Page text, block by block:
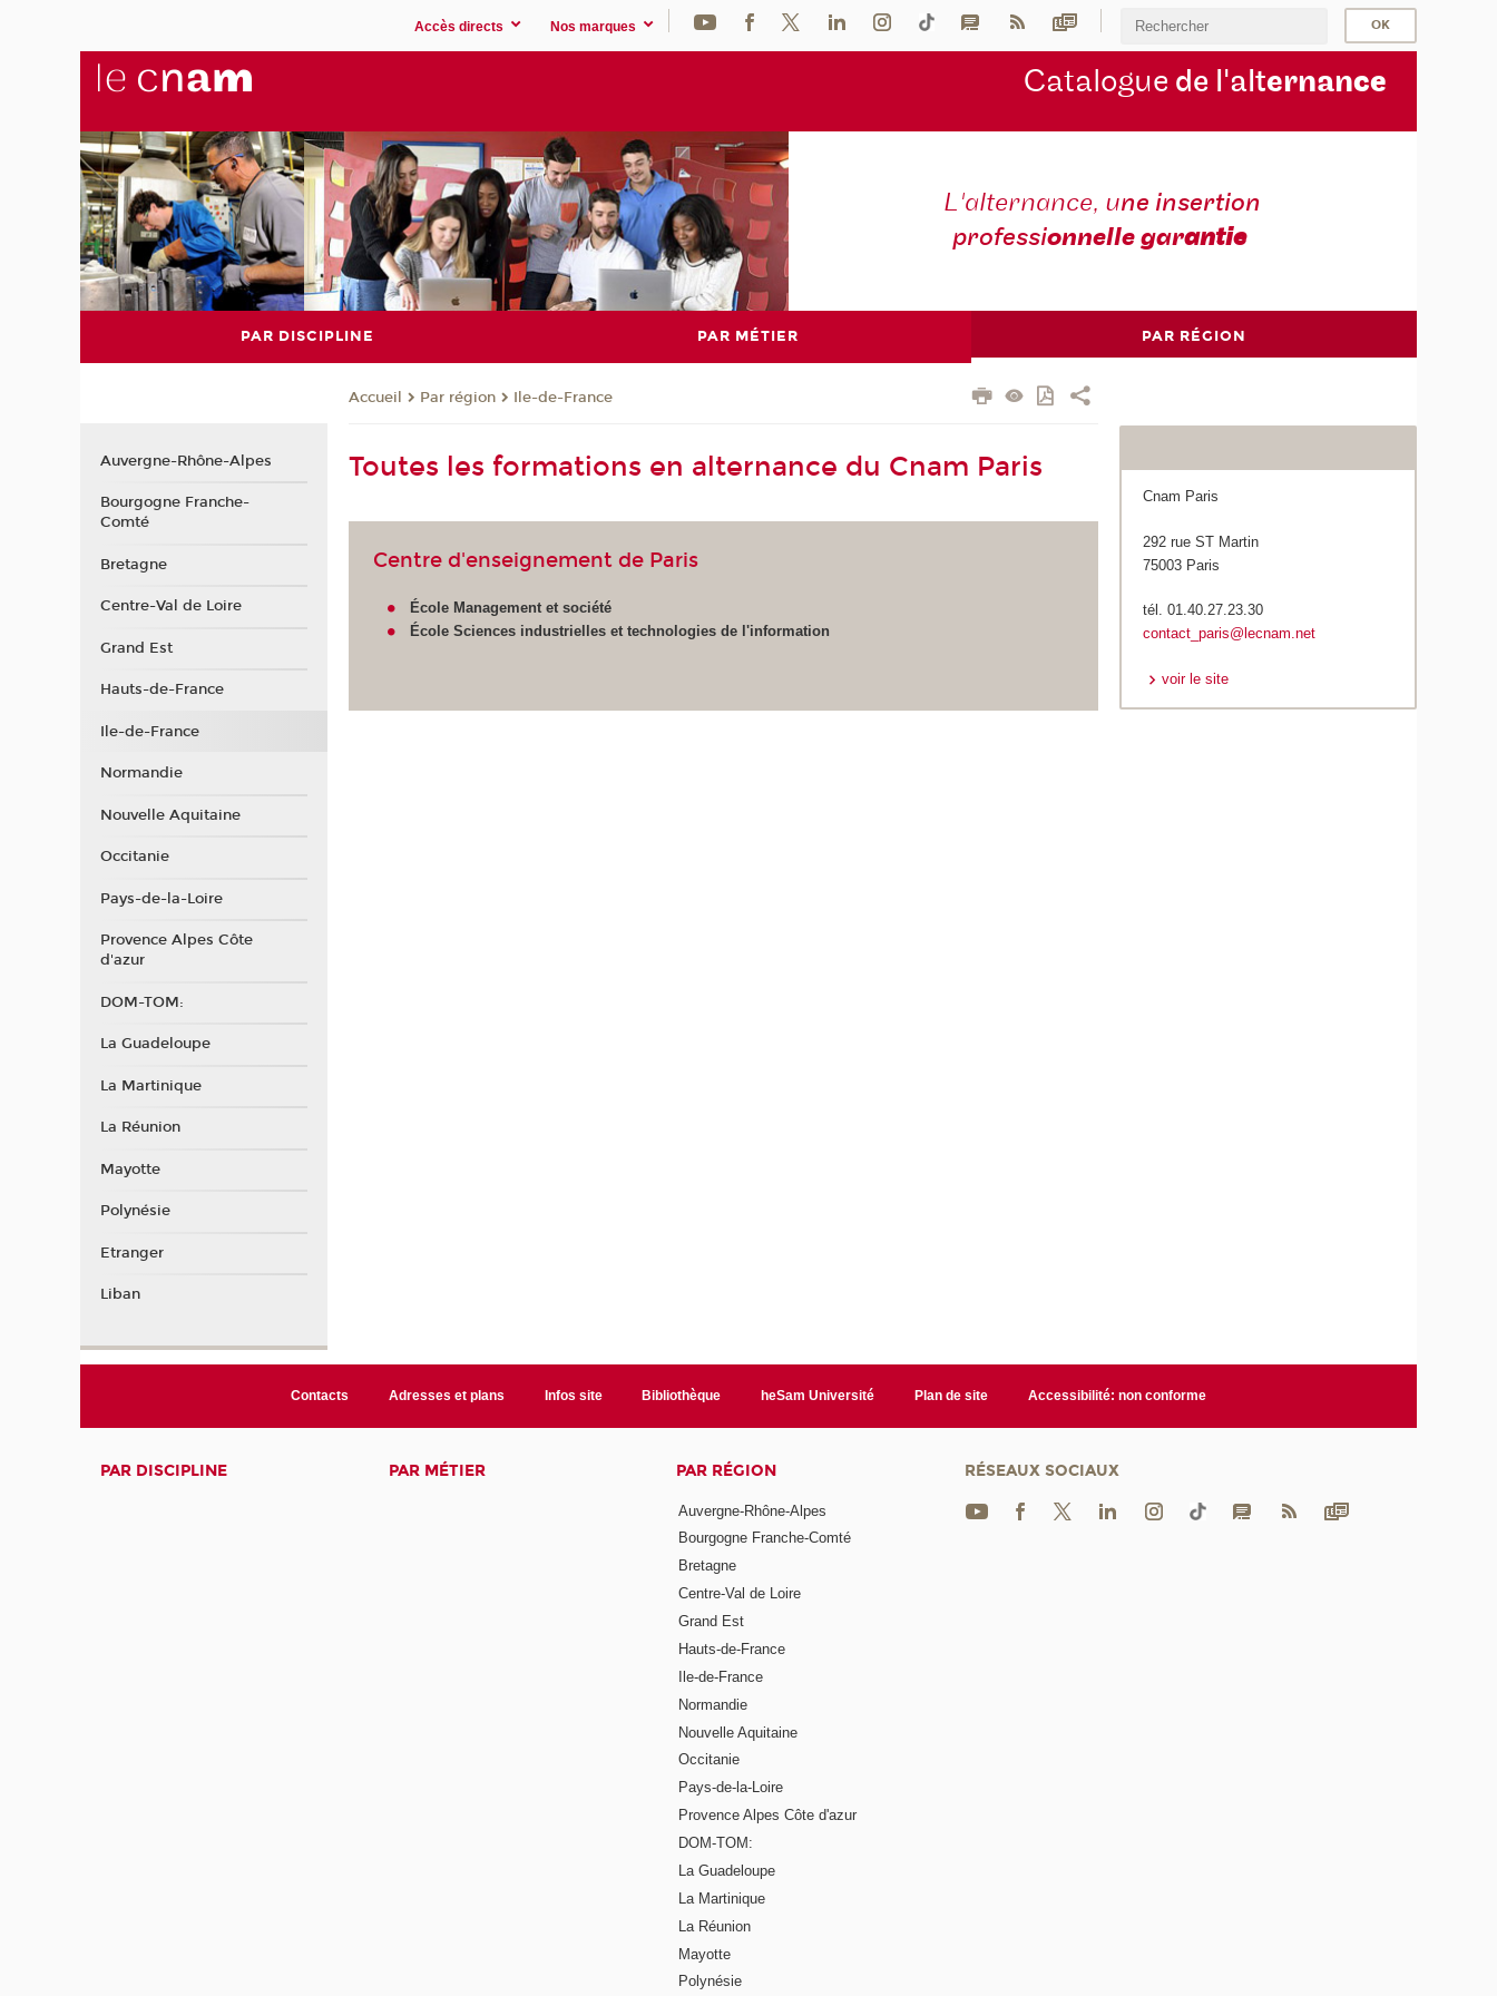
Accès directs Nos marques
Catalogue de l'alternance
L'alternance, une insertion
professionnelle garantie
PAR DISCIPLINE PAR MÉTIER PAR RÉGION
Accueil Par région Ile-de-France
Toutes les formations en alternance du Cnam Paris
Centre d'enseignement de Paris
École Management et société
École Sciences industrielles et technologies de l'information
Cnam Paris
292 rue ST Martin
75003 Paris
tél. 01.40.27.23.30
contact_paris@lecnam.net
voir le site
Auvergne-Rhône-Alpes
Bourgogne Franche-
Comté
Bretagne
Centre-Val de Loire
Grand Est
Hauts-de-France
Ile-de-France
Normandie
Nouvelle Aquitaine
Occitanie
Pays-de-la-Loire
Provence Alpes Côte
d'azur
DOM-TOM:
La Guadeloupe
La Martinique
La Réunion
Mayotte
Polynésie
Etranger
Liban
Contacts Adresses et plans Infos site Bibliothèque heSam Université Plan de site Accessibilité: non conforme
PAR DISCIPLINE PAR MÉTIER PAR RÉGION
Auvergne-Rhône-Alpes
Bourgogne Franche-Comté
Bretagne
Centre-Val de Loire
Grand Est
Hauts-de-France
Ile-de-France
Normandie
Nouvelle Aquitaine
Occitanie
Pays-de-la-Loire
Provence Alpes Côte d'azur
DOM-TOM:
La Guadeloupe
La Martinique
La Réunion
Mayotte
Polynésie
RÉSEAUX SOCIAUX